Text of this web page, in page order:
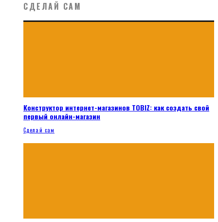
СДЕЛАЙ САМ
Конструктор интернет-магазинов TOBIZ: как создать свой
первый онлайн-магазин
Сделай сам